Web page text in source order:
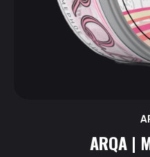
ARQA |